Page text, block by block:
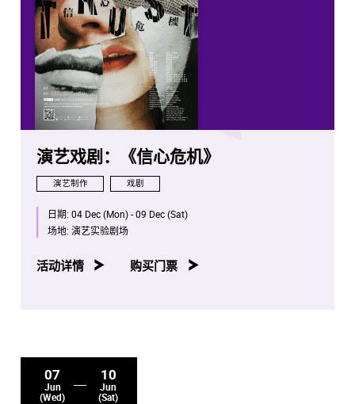
演艺戏剧：《信心危机》
演艺制作 戏剧
日期: 04 Dec (Mon) - 09 Dec (Sat)
场地: 演艺实验剧场
活动详情 购买门票
07
Jun
(Wed)
10
Jun
(Sat)